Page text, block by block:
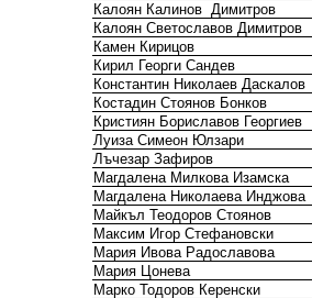
Калоян Калинов Димитров
Калоян Светославов Димитров
Камен Кирицов
Кирил Георги Сандев
Константин Николаев Даскалов
Костадин Стоянов Бонков
Кристиян Бориславов Георгиев
Луиза Симеон Юлзари
Лъчезар Зафиров
Магдалена Милкова Изамска
Магдалена Николаева Инджова
Майкъл Теодоров Стоянов
Максим Игор Стефановски
Мария Ивова Радославова
Мария Цонева
Марко Тодоров Керенски